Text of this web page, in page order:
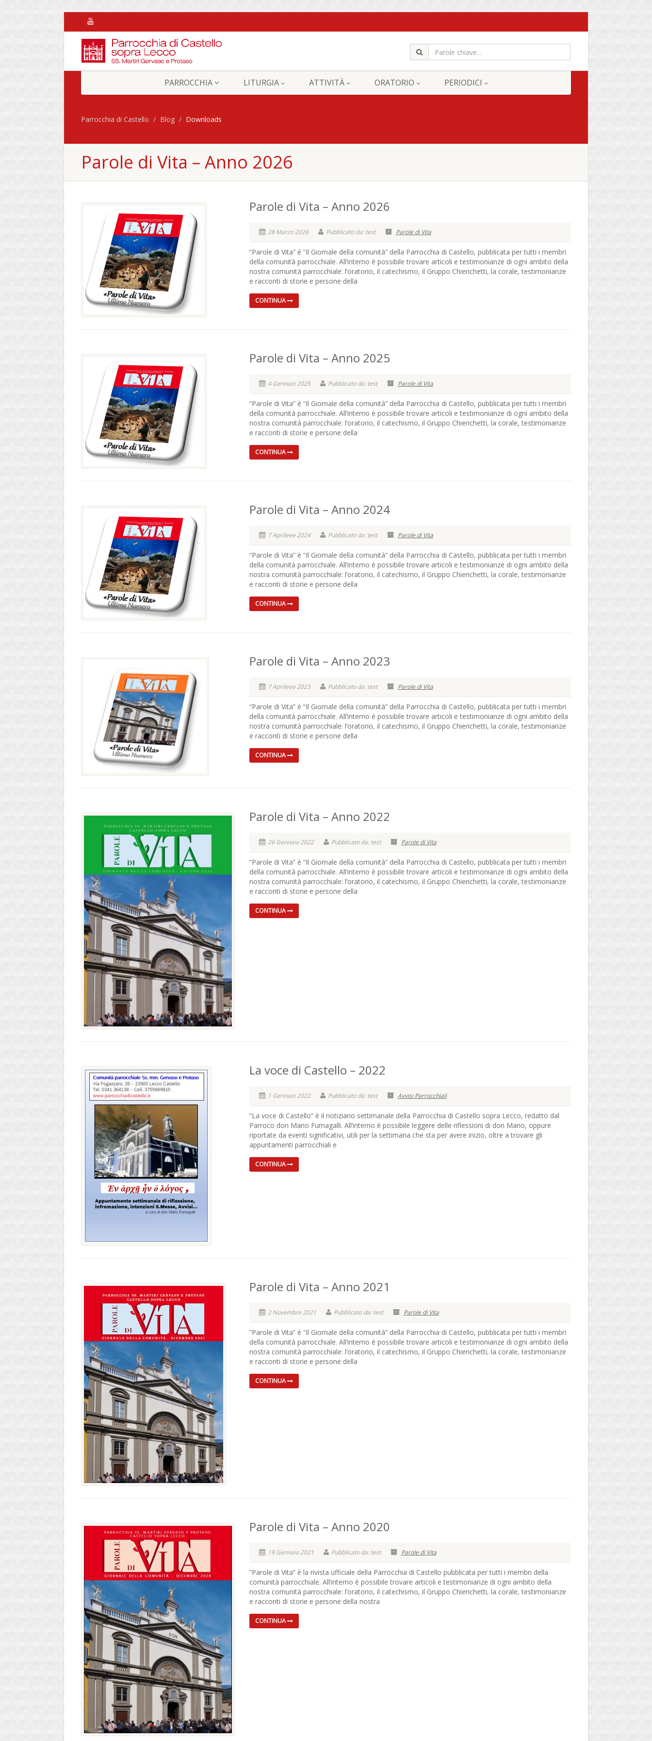
PARROCCHIA LITURGIA ATTIVITÀ ORATORIO PERIODICI
Parrocchia di Castello Blog Downloads
Parole di Vita – Anno 2026
Parole di Vita – Anno 2026
28 Marzo 2026 Pubblicato da: test Parole di Vita
“Parole di Vita” è “Il Giornale della comunità” della Parrocchia di Castello, pubblicata per tutti i membri
della comunità parrocchiale. All’interno è possibile trovare articoli e testimonianze di ogni ambito della
nostra comunità parrocchiale: l’oratorio, il catechismo, il Gruppo Chierichetti, la corale, testimonianze
e racconti di storie e persone della
CONTINUA
Parole di Vita – Anno 2025
4 Gennaio 2025 Pubblicato da: test Parole di Vita
“Parole di Vita” è “Il Giornale della comunità” della Parrocchia di Castello, pubblicata per tutti i membri
della comunità parrocchiale. All’interno è possibile trovare articoli e testimonianze di ogni ambito della
nostra comunità parrocchiale: l’oratorio, il catechismo, il Gruppo Chierichetti, la corale, testimonianze
e racconti di storie e persone della
CONTINUA
Parole di Vita – Anno 2024
7 Aprileee 2024 Pubblicato da: test Parole di Vita
“Parole di Vita” è “Il Giornale della comunità” della Parrocchia di Castello, pubblicata per tutti i membri
della comunità parrocchiale. All’interno è possibile trovare articoli e testimonianze di ogni ambito della
nostra comunità parrocchiale: l’oratorio, il catechismo, il Gruppo Chierichetti, la corale, testimonianze
e racconti di storie e persone della
CONTINUA
Parole di Vita – Anno 2023
7 Aprileee 2023 Pubblicato da: test Parole di Vita
“Parole di Vita” è “Il Giornale della comunità” della Parrocchia di Castello, pubblicata per tutti i membri
della comunità parrocchiale. All’interno è possibile trovare articoli e testimonianze di ogni ambito della
nostra comunità parrocchiale: l’oratorio, il catechismo, il Gruppo Chierichetti, la corale, testimonianze
e racconti di storie e persone della
CONTINUA
Parole di Vita – Anno 2022
26 Gennaio 2022 Pubblicato da: test Parole di Vita
“Parole di Vita” è “Il Giornale della comunità” della Parrocchia di Castello, pubblicata per tutti i membri
della comunità parrocchiale. All’interno è possibile trovare articoli e testimonianze di ogni ambito della
nostra comunità parrocchiale: l’oratorio, il catechismo, il Gruppo Chierichetti, la corale, testimonianze
e racconti di storie e persone della
CONTINUA
La voce di Castello – 2022
1 Gennaio 2022 Pubblicato da: test Avvisi Parrocchiali
“La voce di Castello” è il notiziario settimanale della Parrocchia di Castello sopra Lecco, redatto dal
Parroco don Mario Fumagalli. All’interno è possibile leggere delle riflessioni di don Mario, oppure
riportate da eventi significativi, utili per la settimana che sta per avere inizio, oltre a trovare gli
appuntamenti parrocchiali e
CONTINUA
Parole di Vita – Anno 2021
2 Novembre 2021 Pubblicato da: test Parole di Vita
“Parole di Vita” è “Il Giornale della comunità” della Parrocchia di Castello, pubblicata per tutti i membri
della comunità parrocchiale. All’interno è possibile trovare articoli e testimonianze di ogni ambito della
nostra comunità parrocchiale: l’oratorio, il catechismo, il Gruppo Chierichetti, la corale, testimonianze
e racconti di storie e persone della
CONTINUA
Parole di Vita – Anno 2020
19 Gennaio 2021 Pubblicato da: test Parole di Vita
“Parole di Vita” è la rivista ufficiale della Parrocchia di Castello pubblicata per tutti i membri della
comunità parrocchiale. All’interno è possibile trovare articoli e testimonianze di ogni ambito della
nostra comunità parrocchiale: l’oratorio, il catechismo, il Gruppo Chierichetti, la corale, testimonianze
e racconti di storie e persone della nostra
CONTINUA